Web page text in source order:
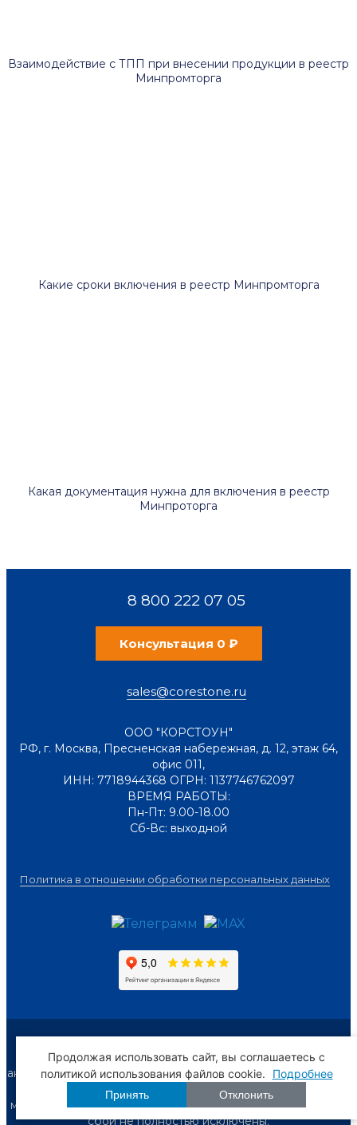
Взаимодействие с ТПП при внесении продукции в реестр
Минпромторга
Какие сроки включения в реестр Минпромторга
Какая документация нужна для включения в реестр
Минпроторга
8 800 222 07 05
Консультация 0 ₽
sales@corestone.ru
ООО "КОРСТОУН"
РФ, г. Москва, Пресненская набережная, д. 12, этаж 64,
офис 011,
ИНН: 7718944368 ОГРН: 1137746762097
ВРЕМЯ РАБОТЫ:
Пн-Пт: 9.00-18.00
Сб-Вс: выходной
Политика в отношении обработки персональных данных
Предложения и условия, размещённые на сайте, не
являются публичной офертой. Мы следим за
актуальностью и точностью информации, но всё же просим
уточнять важные для Вас сведения по телефону или
мессенджерам, ибо задержки обновлений и технические
сбои не полностью исключены.
Продолжая использовать сайт, вы соглашаетесь c
политикой использования файлов cookie.
Подробнее
Принять Отклонить